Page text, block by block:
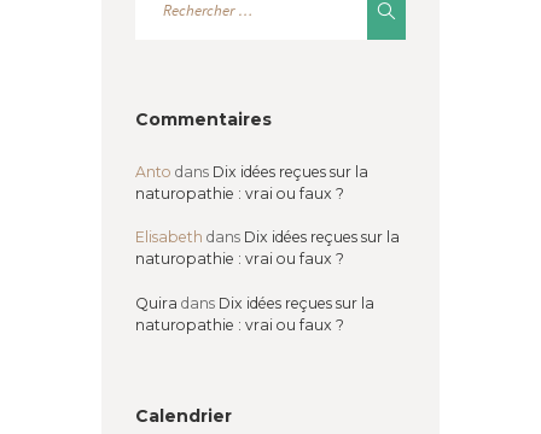
Commentaires
Anto dans Dix idées reçues sur la
naturopathie : vrai ou faux ?
Elisabeth dans Dix idées reçues sur la
naturopathie : vrai ou faux ?
Quira dans Dix idées reçues sur la
naturopathie : vrai ou faux ?
Calendrier